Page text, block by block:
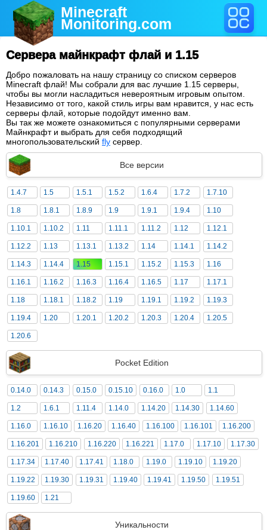
Minecraft
Monitoring.com
Сервера майнкрафт флай и 1.15
Добро пожаловать на нашу страницу со списком серверов
Minecraft флай! Мы собрали для вас лучшие 1.15 серверы,
чтобы вы могли насладиться невероятным игровым опытом.
Независимо от того, какой стиль игры вам нравится, у нас есть
серверы флай, которые подойдут именно вам.
Вы так же можете ознакомиться с популярными серверами
Майнкрафт и выбрать для себя подходящий
многопользовательский fly сервер.
Все версии
1.4.7 1.5 1.5.1 1.5.2 1.6.4 1.7.2 1.7.10
1.8 1.8.1 1.8.9 1.9 1.9.1 1.9.4 1.10
1.10.1 1.10.2 1.11 1.11.1 1.11.2 1.12 1.12.1
1.12.2 1.13 1.13.1 1.13.2 1.14 1.14.1 1.14.2
1.14.3 1.14.4 1.15 1.15.1 1.15.2 1.15.3 1.16
1.16.1 1.16.2 1.16.3 1.16.4 1.16.5 1.17 1.17.1
1.18 1.18.1 1.18.2 1.19 1.19.1 1.19.2 1.19.3
1.19.4 1.20 1.20.1 1.20.2 1.20.3 1.20.4 1.20.5
1.20.6
Pocket Edition
0.14.0 0.14.3 0.15.0 0.15.10 0.16.0 1.0 1.1
1.2 1.6.1 1.11.4 1.14.0 1.14.20 1.14.30 1.14.60
1.16.0 1.16.10 1.16.20 1.16.40 1.16.100 1.16.101 1.16.200
1.16.201 1.16.210 1.16.220 1.16.221 1.17.0 1.17.10 1.17.30
1.17.34 1.17.40 1.17.41 1.18.0 1.19.0 1.19.10 1.19.20
1.19.22 1.19.30 1.19.31 1.19.40 1.19.41 1.19.50 1.19.51
1.19.60 1.21
Уникальности